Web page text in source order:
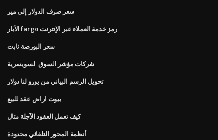
سعر صرف الدولار إلى مير
الآبار fargo رمز خدمة العملاء عبر الإنترنت
سعر البورصة ثابت
شركات مؤشر السوق السويسرية
تحويل الرسم البياني من يورو لنا دولار
بيوت اراض عقد للبيع
كيف تعمل العقود الآجلة مثال
أنظمة المحور التلقائي محدودة